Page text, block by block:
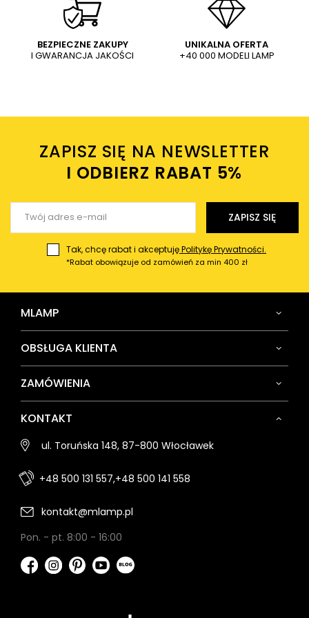
89,00 PLN 16,33 PLN 13,05 PLN
Dodaj własne zdjęcie produktu:
Twoje imię
Twój email
BEZPIECZNE ZAKUPY
I GWARANCJA JAKOŚCI
UNIKALNA OFERTA
+40 000 MODELI LAMP
ZAPISZ SIĘ NA NEWSLETTER
I ODBIERZ RABAT 5%ㅤ
ZAPISZ SIĘ
Tak, chcę rabat i akceptujęPolitykę Prywatności.
*Rabat obowiązuje od zamówień za min 400 zł
MLAMP
OBSŁUGA KLIENTA
ZAMÓWIENIA
KONTAKT
ul. Toruńska 148, 87-800 Włocławek
+48 500 131 557,+48 500 141 558
kontakt@mlamp.pl
Pon. - pt. 8:00 - 16:00